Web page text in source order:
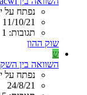
נפתח על
11/10/21
תגובות: 1
שוק ההון
ש
השוואה בין
נפתח על
24/8/21